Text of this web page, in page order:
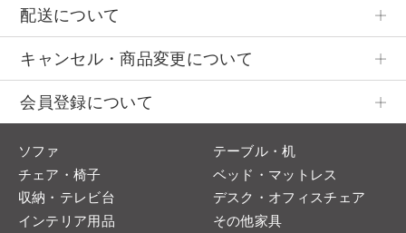
配送について
キャンセル・商品変更について
会員登録について
ソファ
テーブル・机
チェア・椅子
ベッド・マットレス
収納・テレビ台
デスク・オフィスチェア
インテリア用品
その他家具